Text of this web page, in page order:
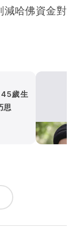
減哈佛資金對
歲生
思